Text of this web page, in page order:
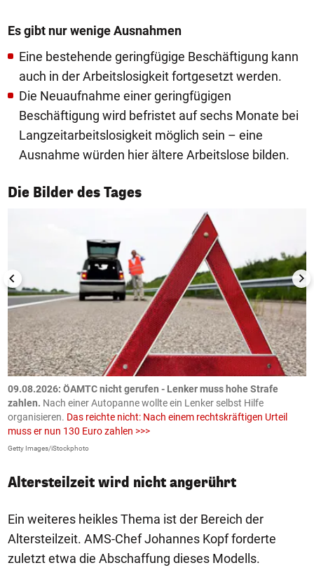
Es gibt nur wenige Ausnahmen
Eine bestehende geringfügige Beschäftigung kann
auch in der Arbeitslosigkeit fortgesetzt werden.
Die Neuaufnahme einer geringfügigen
Beschäftigung wird befristet auf sechs Monate bei
Langzeitarbeitslosigkeit möglich sein – eine
Ausnahme würden hier ältere Arbeitslose bilden.
Die Bilder des Tages
1/50
09.08.2026: ÖAMTC nicht gerufen - Lenker muss hohe Strafe
zahlen. Nach einer Autopanne wollte ein Lenker selbst Hilfe
organisieren. Das reichte nicht: Nach einem rechtskräftigen Urteil
muss er nun 130 Euro zahlen >>>
Getty Images/iStockphoto
Altersteilzeit wird nicht angerührt
Ein weiteres heikles Thema ist der Bereich der
Altersteilzeit. AMS-Chef Johannes Kopf forderte
zuletzt etwa die Abschaffung dieses Modells.